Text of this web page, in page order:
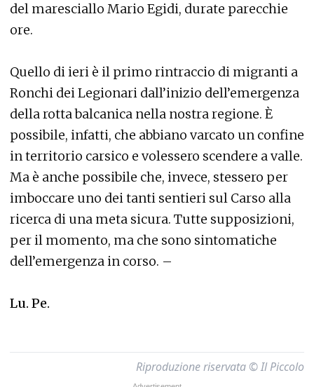
del maresciallo Mario Egidi, durate parecchie
ore.
Quello di ieri è il primo rintraccio di migranti a
Ronchi dei Legionari dall’inizio dell’emergenza
della rotta balcanica nella nostra regione. È
possibile, infatti, che abbiano varcato un confine
in territorio carsico e volessero scendere a valle.
Ma è anche possibile che, invece, stessero per
imboccare uno dei tanti sentieri sul Carso alla
ricerca di una meta sicura. Tutte supposizioni,
per il momento, ma che sono sintomatiche
dell’emergenza in corso. –
Lu. Pe.
Riproduzione riservata © Il Piccolo